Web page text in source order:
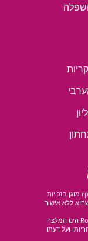
התמונות והמידע באתר חדרים לפי שעה rph.co.il מוגן בזכויות
ללא אישור
כל האמור באתר חדרים לפי שעה RoomPerHour הינו המלצה
ועל דעתו